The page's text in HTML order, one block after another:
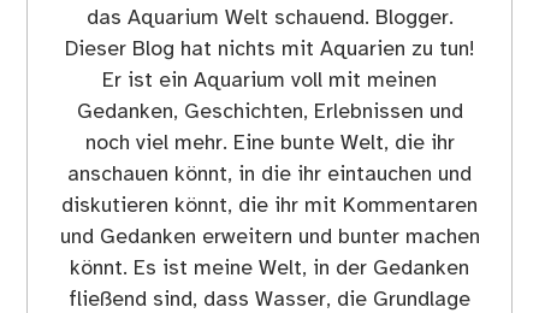
das Aquarium Welt schauend. Blogger.
Dieser Blog hat nichts mit Aquarien zu tun!
Er ist ein Aquarium voll mit meinen
Gedanken, Geschichten, Erlebnissen und
noch viel mehr. Eine bunte Welt, die ihr
anschauen könnt, in die ihr eintauchen und
diskutieren könnt, die ihr mit Kommentaren
und Gedanken erweitern und bunter machen
könnt. Es ist meine Welt, in der Gedanken
fließend sind, dass Wasser, die Grundlage